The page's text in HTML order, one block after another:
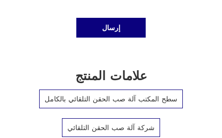
إرسال
علامات المنتج
سطح المكتب آلة صب الحقن التلقائي بالكامل
شركة آلة صب الحقن التلقائي